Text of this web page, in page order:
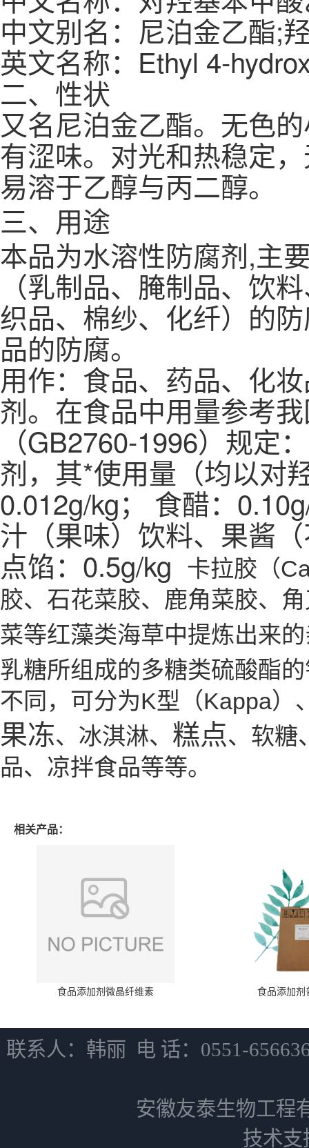
中文别名：尼泊金乙酯;
英文名称：Ethyl 4-
二、性状
又名尼泊金乙酯。无色
有涩味。对光和热稳定
易溶于乙醇与丙二醇。
三、用途
本品为水溶性防腐剂,主
（乳制品、腌制品、饮
织品、棉纱、化纤）的
品的防腐。
用作：食品、药品、化
剂。在食品中用量参考
（GB2760-1996）规定
剂，其*使用量（均以对
0.012g/kg； 食醋：
汁（果味）饮料、果酱
点馅：0.5g/kg
卡拉胶（
胶、石花菜胶、鹿角菜胶、
菜等红藻类海草中提炼出来
乳糖所组成的多糖类硫酸酯
不同，可分为K型（Kappa）
果冻、冰淇淋、 糕点、软糖
品、凉拌食品等等。
相关产品：
食品添加剂微晶纤维素 食品添加剂
联系人：韩丽 电 话：0551-
安徽友泰生物工程
技术